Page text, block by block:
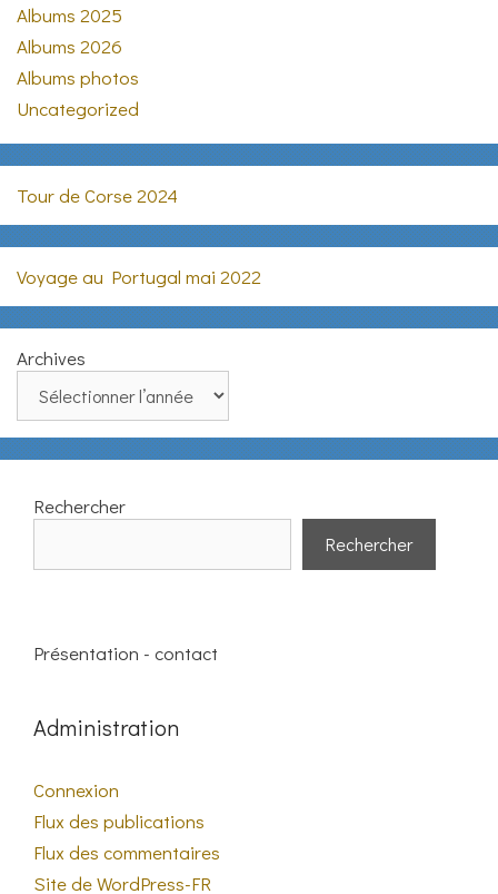
Albums 2025
Albums 2026
Albums photos
Uncategorized
Tour de Corse 2024
Voyage au Portugal mai 2022
Archives
Rechercher
Rechercher
Présentation - contact
Administration
Connexion
Flux des publications
Flux des commentaires
Site de WordPress-FR